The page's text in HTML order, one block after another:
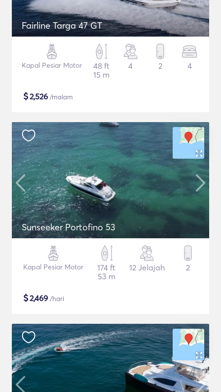
Fairline Targa 47 GT
Kapal Pesiar Motor
48 ft
15 m
4 2 4
$2,526 /malam
Sunseeker Portofino 53
Kapal Pesiar Motor
174 ft
53 m
12 Jelajah 2
$2,469 /hari